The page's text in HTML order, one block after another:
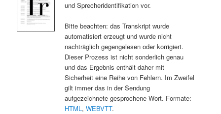
und Sprecheridentifikation vor.
Bitte beachten: das Transkript wurde
automatisiert erzeugt und wurde nicht
nachträglich gegengelesen oder korrigiert.
Dieser Prozess ist nicht sonderlich genau
und das Ergebnis enthält daher mit
Sicherheit eine Reihe von Fehlern. Im Zweifel
gilt immer das in der Sendung
aufgezeichnete gesprochene Wort. Formate:
HTML, WEBVTT.